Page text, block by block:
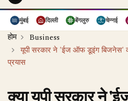
मुंबई दिल्ली बेंगलुरु चेन्नई
होम
Business
यूपी सरकार ने 'ईज ऑफ डूइंग बिजनेस'
प्रयास
क्या यूपी सरकार ने